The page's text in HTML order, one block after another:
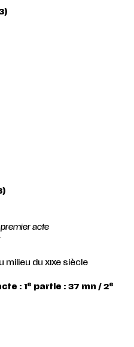
acte
du XIXe siècle
: 1e partie : 37 mn / 2e